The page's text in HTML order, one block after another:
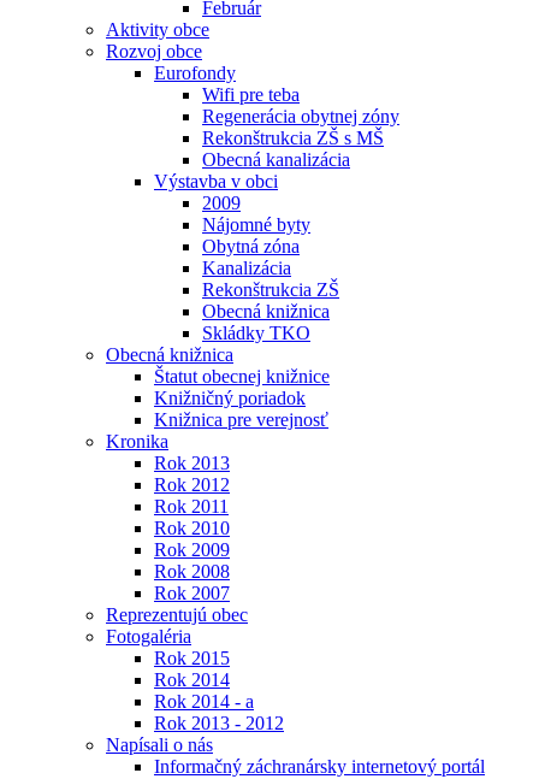
Február
Aktivity obce
Rozvoj obce
Eurofondy
Wifi pre teba
Regenerácia obytnej zóny
Rekonštrukcia ZŠ s MŠ
Obecná kanalizácia
Výstavba v obci
2009
Nájomné byty
Obytná zóna
Kanalizácia
Rekonštrukcia ZŠ
Obecná knižnica
Skládky TKO
Obecná knižnica
Štatut obecnej knižnice
Knižničný poriadok
Knižnica pre verejnosť
Kronika
Rok 2013
Rok 2012
Rok 2011
Rok 2010
Rok 2009
Rok 2008
Rok 2007
Reprezentujú obec
Fotogaléria
Rok 2015
Rok 2014
Rok 2014 - a
Rok 2013 - 2012
Napísali o nás
Informačný záchranársky internetový portál